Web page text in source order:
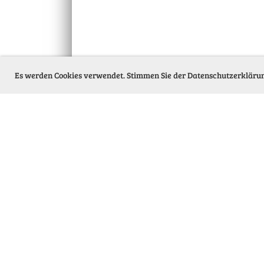
Es werden Cookies verwendet. Stimmen Sie der